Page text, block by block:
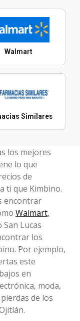
Walmart
Similares
los mejores
lo que
de
ti que Kimbino.
encontrar
Walmart,
San Lucas
los
Por ejemplo,
este
en
moda,
de los